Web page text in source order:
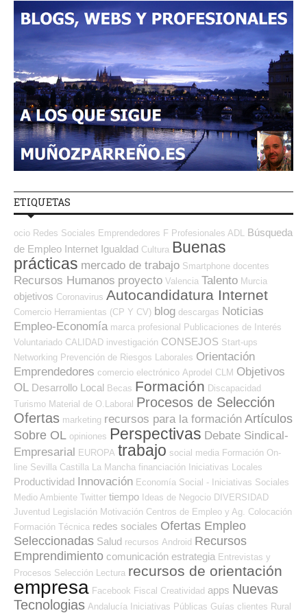
ETIQUETAS
ocio Redes Sociales Emprendedores F Profesionales ADL
Búsqueda
de Empleo Internet Igualdad Cultura Buenas
prácticas mercado de trabajo Smartphone docentes
Recursos Humanos proyecto Valencia Talento Murcia
objetivos Coronavirus Autocandidatura Internet
Comercio Herramientas (CP Y CV) blog descargas Noticias
Empleo-Economía marca profesional
Publicaciones de Interés
Voluntariado CALIDAD investigación CONSEJOS Start-ups
Networking Prevención de Riesgos Laborales Orientación
Emprendedores comercio electrónico Aprodel CLM Objetivos
OL Desarrollo Local Becas Formación Discapacidad
Turismo Material de O.Laboral Procesos de Selección
Ofertas marketing recursos para la formación Artículos
Sobre OL opiniones Perspectivas Debate Sindical-
Empresarial EUROPA trabajo social media Formación On-
line Sevilla Castilla La Mancha financiación Iniciativas Locales
Productividad Innovación Economía Social - Iniciativas Sociales
Medio Ambiente Twitter tiempo Ideas de Negocio DIVERSIDAD
Juventud
Legislación Motivación Centros de Empleo y Ag. Colocación
Formación Técnica redes sociales Ofertas Empleo
Seleccionadas Salud recursos Android Recursos
Emprendimiento comunicación estrategia Entrevistas y
Procesos Selección
Lectura recursos de orientación
empresa Facebook Fiscal Creatividad apps Nuevas
Tecnologias Andalucía Iniciativas Públicas Guías clientes Rural